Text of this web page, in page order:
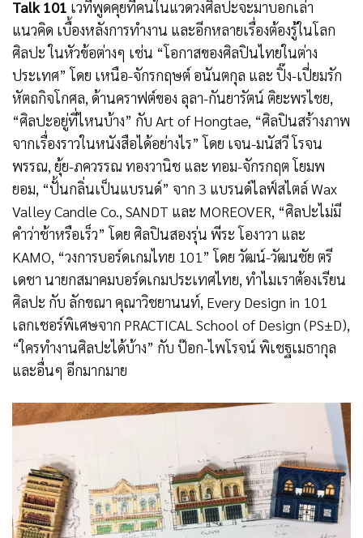
Talk 101 เวทีพูดคุยที่คนในแวดวงศิลปะจะมาบอกเล่า
แนวคิด เบื้องหลังการทำงาน และอีกหลายเรื่องต้องรู้ในโลก
ศิลปะ ในหัวข้อต่างๆ เช่น “โอกาสของศิลปินไทยในต่าง
ประเทศ” โดย เหนือ-จักรกฤษต์ อนันตกุล และ ปิ๊ง-เปี่ยมรัก
หัตถกิจโกศล, ด้านคราฟต์ของ ลุลา-กันยารัตน์ ติยะพรไชย,
“ศิลปะอยู่ที่ไหนบ้าง” กับ Art of Hongtae, “ศิลปินสร้างภาพ
จากเรื่องราวในหนังสือได้อย่างไร” โดย เจน-มนัสวี โรจน
พรรณ, ยุ้ย-ภควรรณ ทองวานิช และ ทอม-จักรกฤต โยมพ
ยอม, “ปั้นกลิ่นเป็นแบรนด์” จาก 3 แบรนด์ไลฟ์สไตล์ Wax
Valley Candle Co., SANDT และ MOREOVER, “ศิลปะไม่มี
คำว่าช้าหรือเร็ว” โดย ศิลปินสองรุ่น พีระ โองาวา และ
KAMO, “วงการบอร์ดเกมไทย 101” โดย วัฒน์-วัฒนชัย ตรี
เดชา นายกสมาคมบอร์ดเกมประเทศไทย, ทำไมเราต้องเรียน
ศิลปะ กับ ลักขณา คุณาวิชยานนท์, Every Design in 101
เลกเชอร์พิเศษจาก PRACTICAL School of Design (PS±D),
“ใครทำงานศิลปะได้บ้าง” กับ ป๊อก-ไพโรจน์ พิเชฐเมธากุล
และอื่นๆ อีกมากมาย